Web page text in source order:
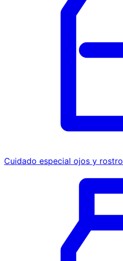
Cuidado especial ojos y rostro